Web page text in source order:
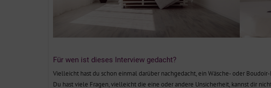
Für wen ist dieses Interview gedacht?
Vielleicht hast du schon einmal darüber nachgedacht, ein Wäsche- oder
Du hast viele Fragen, vielleicht die eine oder andere Unsicherheit, kannst dir